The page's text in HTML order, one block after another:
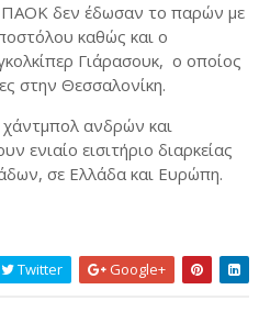
δεν έδωσαν το παρών με
καθώς και ο
Γιάρασουκ, ο οποίος
στην Θεσσαλονίκη.
ανδρών και
ενιαίο εισιτήριο διαρκείας
σε Ελλάδα και Ευρώπη.
Twitter Google+